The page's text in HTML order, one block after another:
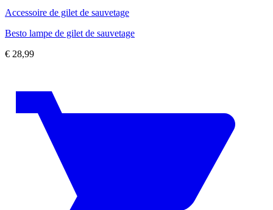
Accessoire de gilet de sauvetage
Besto lampe de gilet de sauvetage
€ 28,99